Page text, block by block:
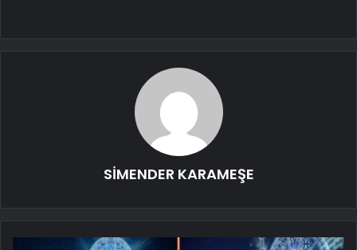
SİMENDER KARAMEŞE